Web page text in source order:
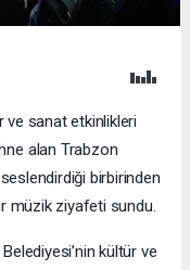
ve sanat etkinlikleri
alan Trabzon
birbirinden
müzik ziyafeti sundu.
kültür ve